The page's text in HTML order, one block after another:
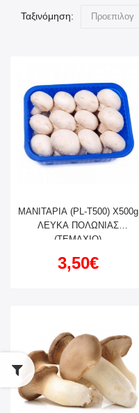
Ταξινόμηση:
ΜΑΝΙΤΑΡΙΑ (PL-Τ500) X500g
ΛΕΥΚΑ ΠΟΛΩΝΙΑΣ
(ΤΕΜΑΧΙΟ)
3,50€